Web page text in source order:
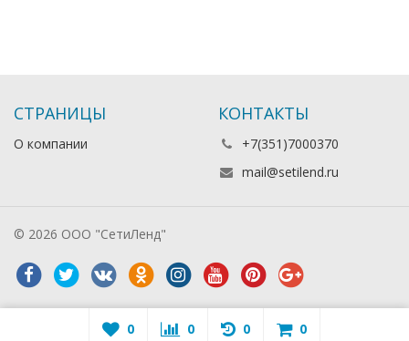
СТРАНИЦЫ
О компании
КОНТАКТЫ
+7(351)7000370
mail@setilend.ru
© 2026 ООО "СетиЛенд"
0 0 0 0